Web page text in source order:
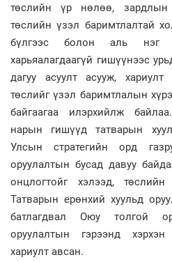
төслийн үр нөлөө,
төслийн үзэл баримтлалтай
бүлгээс болон аль нэг
харьяалагдаагүй гишүүнээс
дагуу асуулт асууж,
төслийг үзэл баримтлалын
байгаагаа илэрхийлж
нарын гишүүд татварын
Улсын стратегийн орд
оруулалтын бусад давуу
онцлогтойг хэлээд,
Татварын ерөнхий хуульд
батлагдвал Оюу толгой
оруулалтын гэрээнд
хариулт авсан.